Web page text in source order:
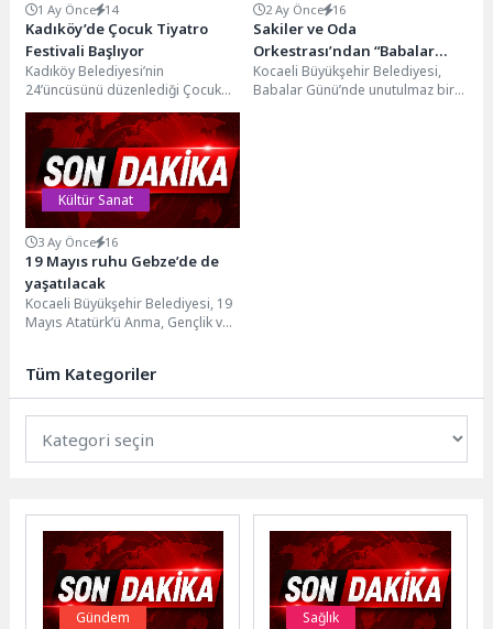
1 Ay Önce 14
Kadıköy’de Çocuk Tiyatro
Festivali Başlıyor
Kadıköy Belediyesi’nin
24’üncüsünü düzenlediği Çocuk
Tiyatro Festivali 26 Haziran’da
başlıyor. Festivalde 10 Temmuz’a
kadar her...
2 Ay Önce 16
Sakiler ve Oda
Orkestrası’ndan “Babalar
Günü” konseri
Kocaeli Büyükşehir Belediyesi,
Babalar Günü’nde unutulmaz bir
Kültür Sanat
3 Ay Önce 16
19 Mayıs ruhu Gebze’de de
yaşatılacak
Kocaeli Büyükşehir Belediyesi, 19
Mayıs Atatürk’ü Anma, Gençlik ve
Tüm Kategoriler
Gündem Sağlık